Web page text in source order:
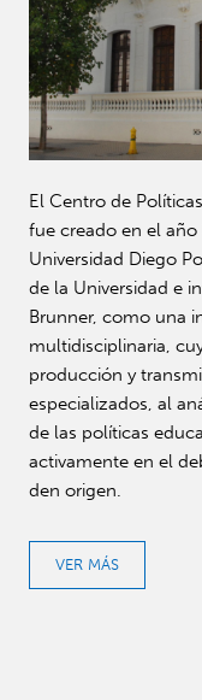
El Centro de
fue creado en el
Universidad Diego
de la Universidad e
Brunner, como una
multidisciplinaria,
producción y
especializados, al
de las políticas
activamente en el
den origen.
VER MÁS